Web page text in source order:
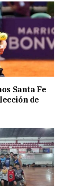
Santa Fe
de